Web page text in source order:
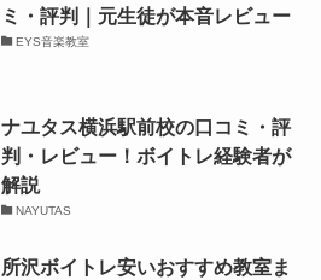
ミ・評判｜元生徒が本音レビュー
EYS音楽教室
ナユタス横浜駅前校の口コミ・評
判・レビュー！ボイトレ経験者が
解説
NAYUTAS
所沢ボイトレ安いおすすめ教室ま